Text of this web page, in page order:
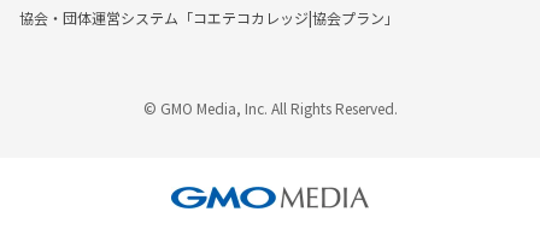
協会・団体運営システム「コエテコカレッジ|協会プラン」
© GMO Media, Inc. All Rights Reserved.